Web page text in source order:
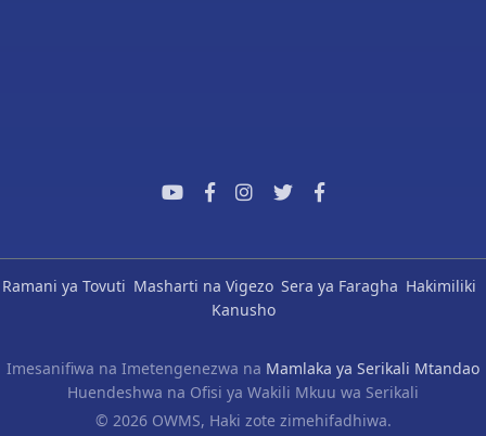
Ramani ya Tovuti Masharti na Vigezo Sera ya Faragha Hakimiliki
Kanusho
Imesanifiwa na Imetengenezwa na Mamlaka ya Serikali Mtandao
Huendeshwa na Ofisi ya Wakili Mkuu wa Serikali
© 2026 OWMS, Haki zote zimehifadhiwa.